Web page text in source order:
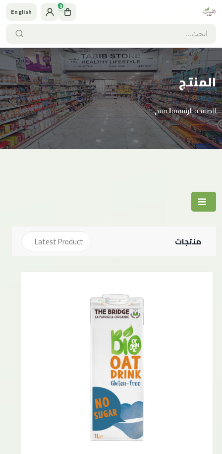
0
English
المنتج
الصفحة الرئيسيةالمنتج
منتجات